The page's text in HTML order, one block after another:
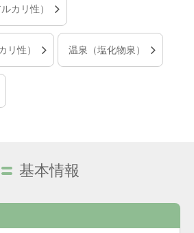
カリ性）
リ性） 温泉（塩化物泉）
基本情報